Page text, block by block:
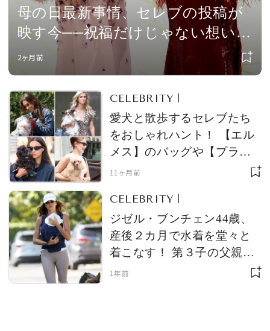
FOLLOW US
MAGAZINE
SPUR 2026 JULY
2026年9月号
2026-07-23発売
母の日最新事情、セレブの投稿が
映す今──祝福だけじゃない想いも
包み込んで。ナタリー・ポートマ
ンやニコール・キッドマンなど多
くのスターがシェアした“母と子
の記憶”
2ヶ月前
CELEBRITY
愛犬と散歩するセレブたち
をおしゃれハント！ 【エル
メス】のバッグや【プラ
ダ】【アライア】のシュー
気アイテムを愛用
11ヶ月前
CELEBRITY
ジゼル・ブンチェン44歳、
産後２カ月で水着を堂々と
着こなす！ 第３子の父親ホ
アキム・ヴァレンテと熱い
1年前